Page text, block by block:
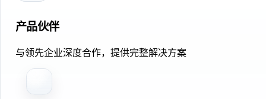
产品伙伴
与领先企业深度合作，提供完整解决方案